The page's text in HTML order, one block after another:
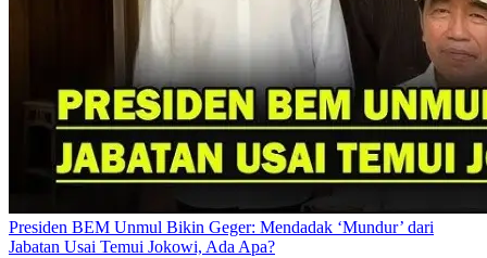
Presiden BEM Unmul Bikin Geger: Mendadak ‘Mundur’ dari
Jabatan Usai Temui Jokowi, Ada Apa?